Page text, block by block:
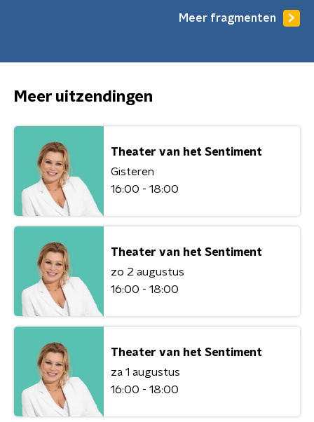
Meer fragmenten
Meer uitzendingen
Theater van het Sentiment
Gisteren
16:00 - 18:00
Theater van het Sentiment
zo 2 augustus
16:00 - 18:00
Theater van het Sentiment
za 1 augustus
16:00 - 18:00